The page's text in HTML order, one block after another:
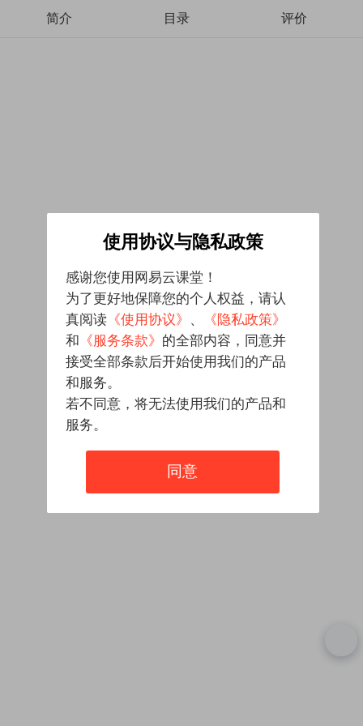
简介 目录 评价
使用协议与隐私政策
感谢您使用网易云课堂！
为了更好地保障您的个人权益，请认
真阅读 《使用协议》 、
《隐私政策》
和 《服务条款》 的全部内容，同意并
接受全部条款后开始使用我们的产品
和服务。
若不同意，将无法使用我们的产品和
服务。
同意